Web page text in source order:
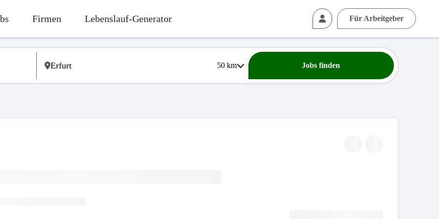
Firmen Lebenslauf-Generator Für Arbeitgeber
50km Jobs finden